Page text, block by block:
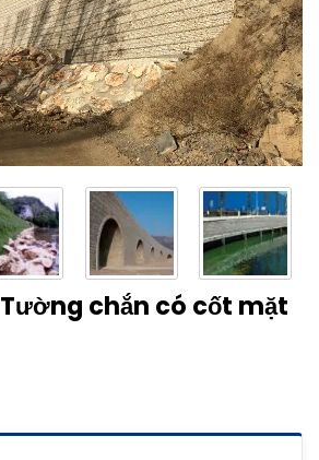
chắn có cốt mặt